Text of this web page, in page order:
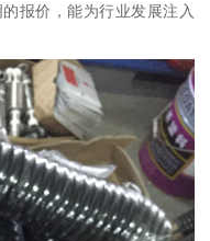
报价，能为行业发展注入